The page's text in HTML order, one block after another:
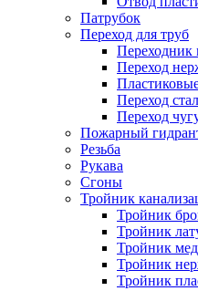
Патрубок
Переход для труб
Переходник
Переход
Переход
Переход
Пожарный
Резьба
Рукава
Сгоны
Тройник
Тройник
Тройник
Тройник
Тройник
Тройник